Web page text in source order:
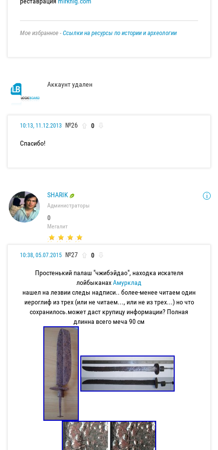
Мое избранное - Ссылки на ресурсы по истории и археологии
Аккаунт удален
10:13, 11.12.2013 №26 0
Спасибо!
SHARIK
Администраторы
0
Мегалит
10:38, 05.07.2015 №27 0
Простенький палаш "чжибэйдао", находка искателя
лойбыканахАмурклад
нашел на лезвии следы надписи.. более-менее читаем один
иероглиф из трех (или не читаем..., или не из трех...) но что
сохранилось.может даст крупицу информации? Полная
длинна всего меча 90 см